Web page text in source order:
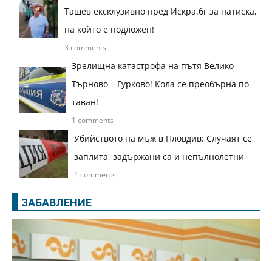
Ташев ексклузивно пред Искра.бг за натиска,
на който е подложен!
3 comments
Зрелищна катастрофа на пътя Велико
Търново – Гурково! Кола се преобърна по
таван!
1 comments
Убийството на мъж в Пловдив: Случаят се
заплита, задържани са и непълнолетни
1 comments
ЗАБАВЛЕНИЕ